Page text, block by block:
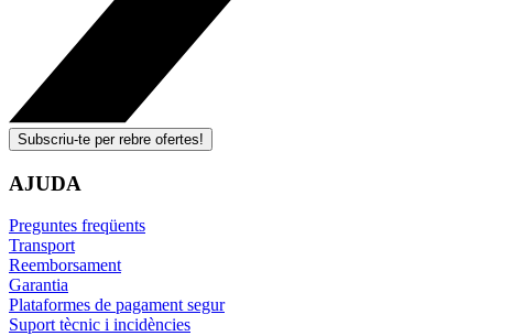
Subscriu-te per rebre ofertes!
AJUDA
Preguntes freqüents
Transport
Reemborsament
Garantia
Plataformes de pagament segur
Suport tècnic i incidències